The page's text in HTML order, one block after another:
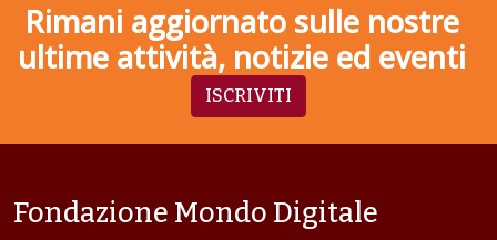
Rimani aggiornato sulle nostre
ultime attività, notizie ed eventi
ISCRIVITI
Fondazione Mondo Digitale